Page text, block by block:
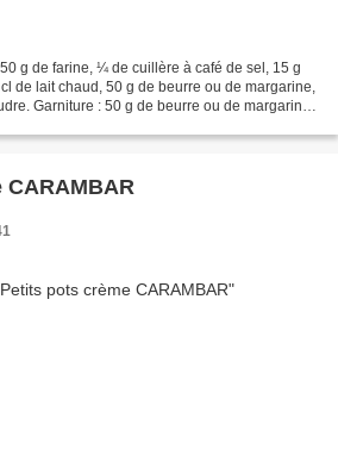
g de farine, ¼ de cuillère à café de sel, 15 g
de lait chaud, 50 g de beurre ou de margarine,
Garniture : 50 g de beurre ou de margarine,